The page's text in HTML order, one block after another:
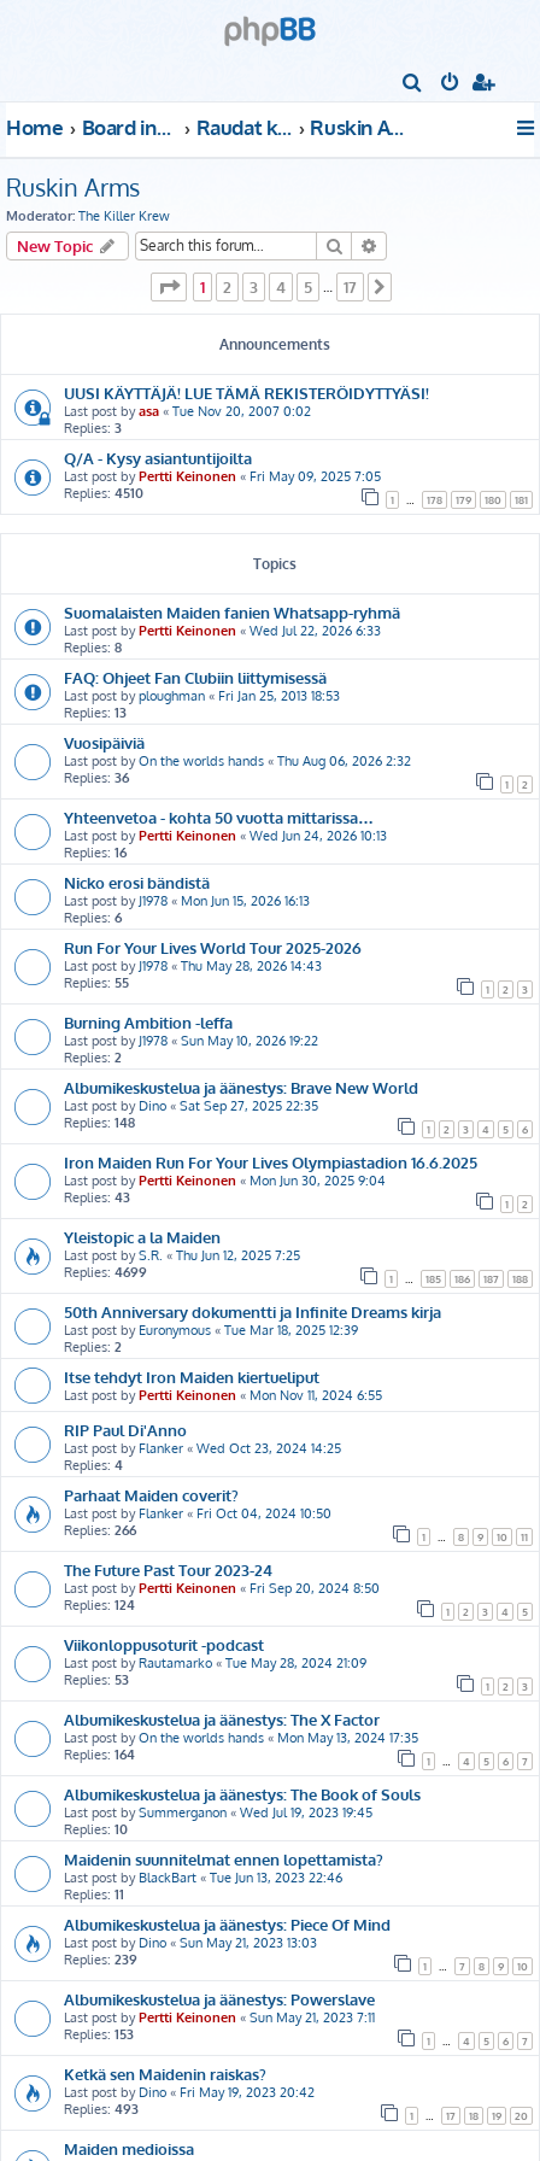
Home Board index Raudat kattoon! Ruskin Arms
Ruskin Arms
Moderator: The Killer Krew
New Topic Search
Page 1of 17
1 2 3 4 5 17
Announcements
UUSI KÄYTTÄJÄ! LUE TÄMÄ REKISTERÖIDYTTYÄSI!
Last post byasa « Tue Nov 20, 2007 0:02
Replies: 3
Q/A - Kysy asiantuntijoilta
Last post byPertti Keinonen « Fri May 09, 2025 7:05
Replies: 4510 1 178 179 180 181
Topics
Suomalaisten Maiden fanien Whatsapp-ryhmä
Last post byPertti Keinonen « Wed Jul 22, 2026 6:33
Replies: 8
FAQ: Ohjeet Fan Clubiin liittymisessä
Last post byploughman « Fri Jan 25, 2013 18:53
Replies: 13
Vuosipäiviä
Last post byOn the worlds hands « Thu Aug 06, 2026 2:32
Replies: 36 1 2
Yhteenvetoa - kohta 50 vuotta mittarissa…
Last post byPertti Keinonen « Wed Jun 24, 2026 10:13
Replies: 16
Nicko erosi bändistä
Last post by J1978 « Mon Jun 15, 2026 16:13
Replies: 6
Run For Your Lives World Tour 2025-2026
Last post by J1978 « Thu May 28, 2026 14:43
Replies: 55 1 2 3
Burning Ambition -leffa
Last post by J1978 « Sun May 10, 2026 19:22
Replies: 2
Albumikeskustelua ja äänestys: Brave New World
Last post by Dino « Sat Sep 27, 2025 22:35
Replies: 148 1 2 3 4 5 6
Iron Maiden Run For Your Lives Olympiastadion 16.6.2025
Last post byPertti Keinonen « Mon Jun 30, 2025 9:04
Replies: 43 1 2
Yleistopic a la Maiden
Last post byS.R. « Thu Jun 12, 2025 7:25
Replies: 4699 1 185 186 187 188
50th Anniversary dokumentti ja Infinite Dreams kirja
Last post by Euronymous « Tue Mar 18, 2025 12:39
Replies: 2
Itse tehdyt Iron Maiden kiertueliput
Last post byPertti Keinonen « Mon Nov 11, 2024 6:55
RIP Paul Di'Anno
Last post by Flanker « Wed Oct 23, 2024 14:25
Replies: 4
Parhaat Maiden coverit?
Last post by Flanker « Fri Oct 04, 2024 10:50
Replies: 266 1 8 9 10 11
The Future Past Tour 2023-24
Last post byPertti Keinonen « Fri Sep 20, 2024 8:50
Replies: 124 1 2 3 4 5
Viikonloppusoturit -podcast
Last post byRautamarko « Tue May 28, 2024 21:09
Replies: 53 1 2 3
Albumikeskustelua ja äänestys: The X Factor
Last post byOn the worlds hands « Mon May 13, 2024 17:35
Replies: 164 1 4 5 6 7
Albumikeskustelua ja äänestys: The Book of Souls
Last post bySummerganon « Wed Jul 19, 2023 19:45
Replies: 10
Maidenin suunnitelmat ennen lopettamista?
Last post by BlackBart « Tue Jun 13, 2023 22:46
Replies: 11
Albumikeskustelua ja äänestys: Piece Of Mind
Last post by Dino « Sun May 21, 2023 13:03
Replies: 239 1 7 8 9 10
Albumikeskustelua ja äänestys: Powerslave
Last post byPertti Keinonen « Sun May 21, 2023 7:11
Replies: 153 1 4 5 6 7
Ketkä sen Maidenin raiskas?
Last post by Dino « Fri May 19, 2023 20:42
Replies: 493 1 17 18 19 20
Maiden medioissa